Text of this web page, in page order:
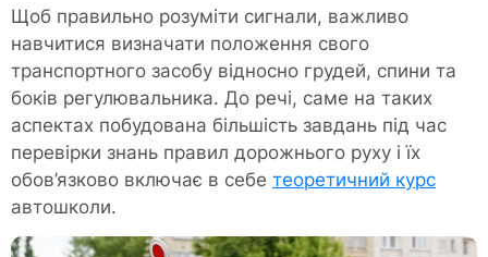
Щоб правильно розуміти сигнали, важливо
навчитися визначати положення свого
транспортного засобу відносно грудей, спини та
боків регулювальника. До речі, саме на таких
аспектах побудована більшість завдань під час
перевірки знань правил дорожнього руху і їх
обов’язково включає в себе теоретичний курс
автошколи.